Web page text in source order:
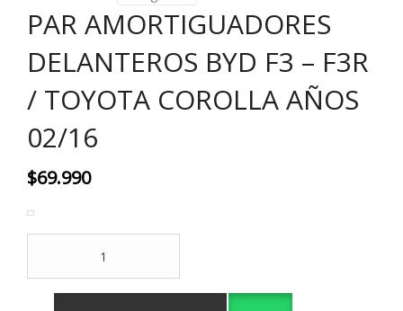
PAR AMORTIGUADORES
DELANTEROS BYD F3 – F3R
/ TOYOTA COROLLA AÑOS
02/16
$69.990
AMORTIGUADORES
DELANTEROS